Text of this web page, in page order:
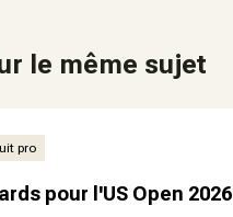
le même sujet
pro
pour l'US Open 2026